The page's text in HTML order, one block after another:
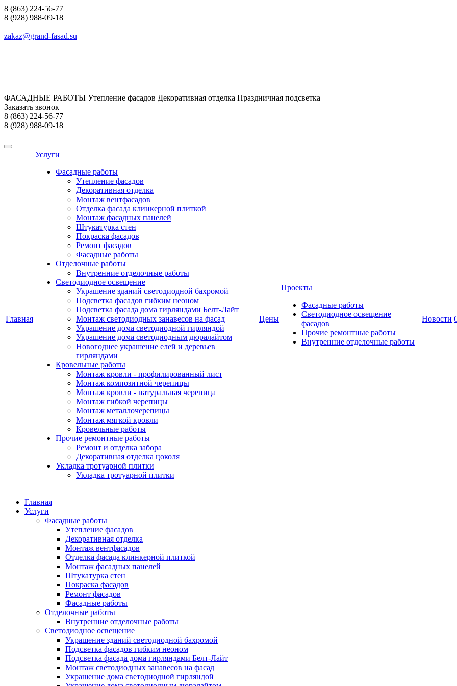
8 (863) 224-56-77
8 (928) 988-09-18
zakaz@grand-fasad.su
ФАСАДНЫЕ РАБОТЫ Утепление фасадов Декоративная отделка Праздничная подсветка
Заказать звонок
8 (863) 224-56-77
8 (928) 988-09-18
Главная
Услуги
Фасадные работы
Утепление фасадов
Декоративная отделка
Монтаж вентфасадов
Отделка фасада клинкерной плиткой
Монтаж фасадных панелей
Штукатурка стен
Покраска фасадов
Ремонт фасадов
Фасадные работы
Отделочные работы
Внутренние отделочные работы
Светодиодное освещение
Украшение зданий светодиодной бахромой
Подсветка фасадов гибким неоном
Подсветка фасада дома гирляндами Белт-Лайт
Монтаж светодиодных занавесов на фасад
Украшение дома светодиодной гирляндой
Украшение дома светодиодным дюралайтом
Новогоднее украшение елей и деревьев
гирляндами
Кровельные работы
Монтаж кровли - профилированный лист
Монтаж композитной черепицы
Монтаж кровли - натуральная черепица
Монтаж гибкой черепицы
Монтаж металлочерепицы
Монтаж мягкой кровли
Кровельные работы
Прочие ремонтные работы
Ремонт и отделка забора
Декоративная отделка цоколя
Укладка тротуарной плитки
Укладка тротуарной плитки
Цены
Проекты
Фасадные работы
Светодиодное освещение
фасадов
Прочие ремонтные работы
Внутренние отделочные работы
Новости
Главная
Услуги
Фасадные работы
Утепление фасадов
Декоративная отделка
Монтаж вентфасадов
Отделка фасада клинкерной плиткой
Монтаж фасадных панелей
Штукатурка стен
Покраска фасадов
Ремонт фасадов
Фасадные работы
Отделочные работы
Внутренние отделочные работы
Светодиодное освещение
Украшение зданий светодиодной бахромой
Подсветка фасадов гибким неоном
Подсветка фасада дома гирляндами Белт-Лайт
Монтаж светодиодных занавесов на фасад
Украшение дома светодиодной гирляндой